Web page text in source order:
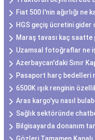
Fiat 500 l'nin ağırlığı ne
HGS geçiş ücretini gider
Maraş tavası kaç saatte
Uzamsal fotoğraflar ne
Azerbaycan'daki Sınır
Pasaport harç bedelleri
6500K ışık renginin
Aras kargo'yu nasıl
Sağlık sektöründe
Bilgisayarda donanım